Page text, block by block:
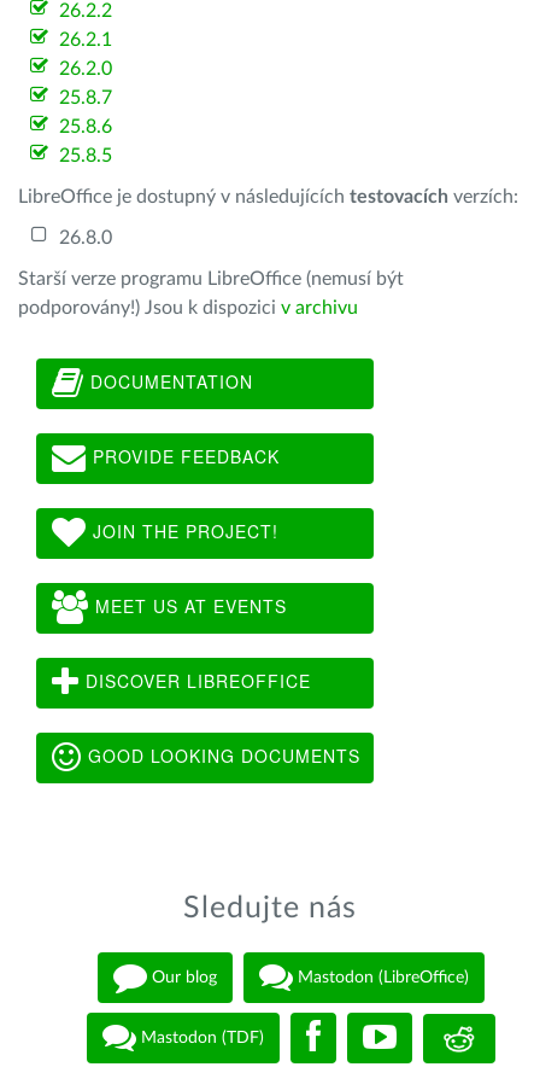
26.2.2
26.2.1
26.2.0
25.8.7
25.8.6
25.8.5
LibreOffice je dostupný v následujících testovacích verzích:
26.8.0
Starší verze programu LibreOffice (nemusí být
podporovány!) Jsou k dispozici v archivu
DOCUMENTATION
PROVIDE FEEDBACK
JOIN THE PROJECT!
MEET US AT EVENTS
DISCOVER LIBREOFFICE
GOOD LOOKING DOCUMENTS
Sledujte nás
Our blog Mastodon (LibreOffice)
Mastodon (TDF)